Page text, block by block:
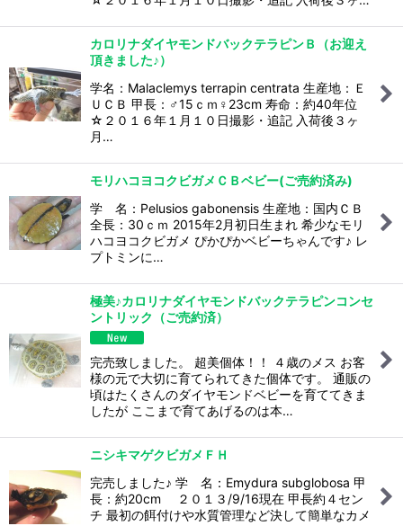
カロリナダイヤモンドバックテラピンＢ（お迎え
頂きました♪）
学名：Malaclemys terrapin centrata 生産地：Ｅ
ＵＣＢ 甲長：♂15ｃｍ♀23cm 寿命：約40年位
☆２０１６年１月１０日撮影・追記 入荷後３ヶ
月…
モリハコヨコクビガメＣＢベビー(ご売約済み)
学 名：Pelusios gabonensis 生産地：国内ＣＢ
全長：30ｃｍ 2015年2月初日生まれ 希少なモリ
ハコヨコクビガメ ぴかぴかベビーちゃんです♪ レ
プトミンに…
極美♪カロリナダイヤモンドバックテラピンコンセ
ントリック（ご売約済）
完売致しました。 超美個体！！ ４歳のメス お客
様の元で大切に育てられてきた個体です。 通販の
頃はたくさんのダイヤモンドベビーを育ててきま
したが ここまで育てあげるのは本…
ニシキマゲクビガメＦＨ
完売しました♪ 学 名：Emydura subglobosa 甲
長：約20cm ２０１３/9/16現在 甲長約４セン
チ 最初の餌付けや水質管理など決して簡単なカメ